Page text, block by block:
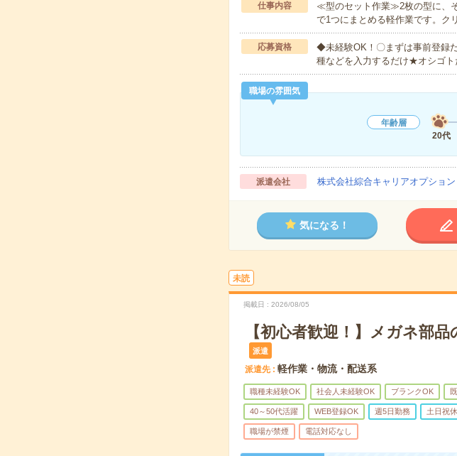
仕事内容
≪型のセット作業≫2枚の型に、
で1つにまとめる軽作業です。ク
応募資格
◆未経験OK！〇まずは事前登録
種などを入力するだけ★オシゴ
職場の雰囲気
年齢層
20代
派遣会社 株式会社綜合キャリアオプショ
気になる！
未読
掲載日 2026/08/05
【初心者歓迎！】メガネ部
派遣
派遣先 軽作業・物流・配送系
職種未経験OK 社会人未経験OK ブランクOK
40～50代活躍 WEB登録OK 週5日勤務 土日祝休
職場が禁煙 電話対応なし